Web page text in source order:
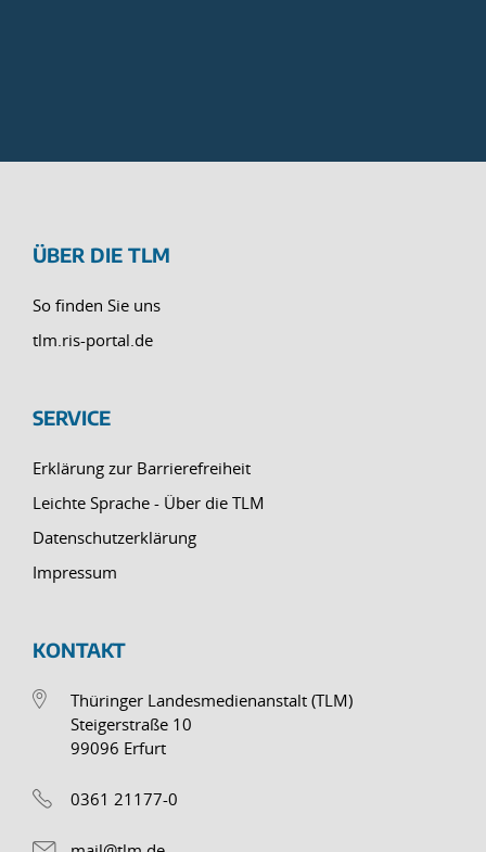
ÜBER DIE TLM
So finden Sie uns
tlm.ris-portal.de
SERVICE
Erklärung zur Barrierefreiheit
Leichte Sprache - Über die TLM
Datenschutzerklärung
Impressum
KONTAKT
Thüringer Landesmedienanstalt (TLM)
Steigerstraße 10
99096 Erfurt
0361 21177-0